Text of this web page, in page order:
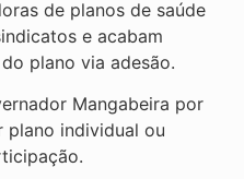
de planos de saúde
e acabam
plano via adesão.
Mangabeira por
plano individual ou